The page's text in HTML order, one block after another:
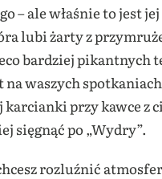
– ale właśnie to jest
lubi żarty z
bardziej pikantnych
na waszych
karcianki przy kawce z
sięgnąć po „Wydry”.
rozluźnić